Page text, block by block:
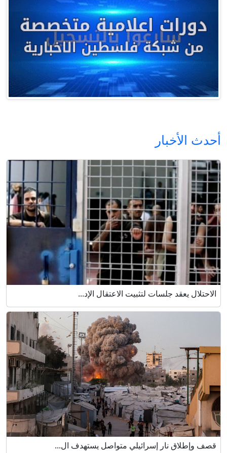
أحدث الأخبار
الاحتلال يعقد جلسات لتثبيت الاعتقال الإد...
قصف وإطلاق نار إسرائيلي متواصل يستهدف ال...